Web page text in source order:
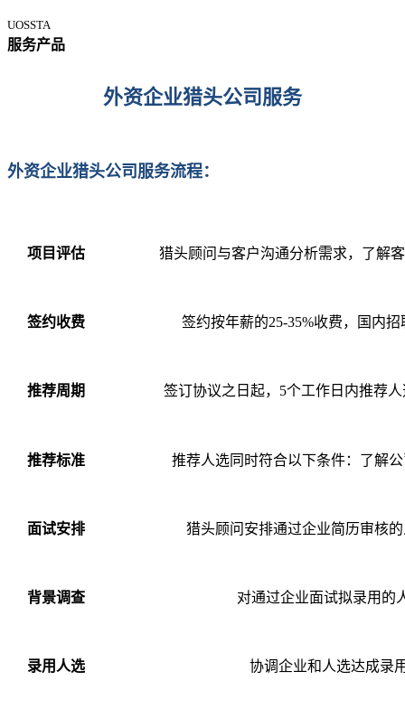
UOSSTA
服务产品
外资企业猎头公司服务
外资企业猎头公司服务流程：
项目评估 猎头顾问与客户沟通分析需求，了解
签约收费 签约按年薪的25-35%收费，国内
推荐周期 签订协议之日起，5个工作日内推荐人
推荐标准 推荐人选同时符合以下条件：了解
面试安排 猎头顾问安排通过企业简历审核
背景调查 对通过企业面试拟录用的
录用人选 协调企业和人选达成录